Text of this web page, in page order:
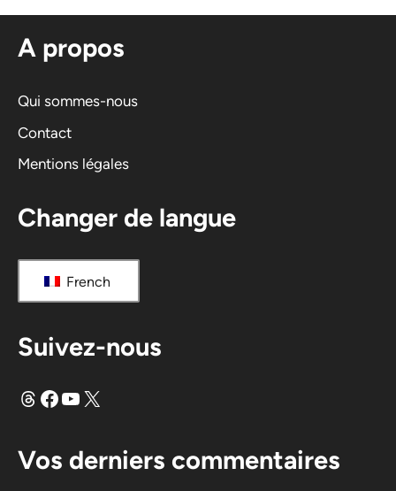
a
i
e
:
A propos
Qui sommes-nous
Contact
Mentions légales
Changer de langue
French
Suivez-nous
FilsFacebook
YouTube
X
Vos derniers commentaires